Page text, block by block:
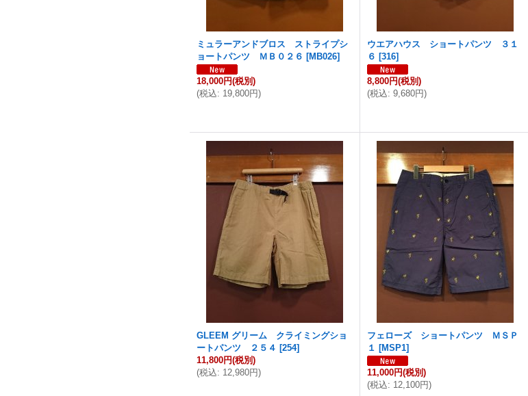
ミュラーアンドブロス ストライプシ
ョートパンツ ＭＢ０２６ [MB026]
18,000円(税別)
(税込: 19,800円)
ウエアハウス ショートパンツ ３１
６ [316]
8,800円(税別)
(税込: 9,680円)
GLEEM グリーム クライミングショ
ートパンツ ２５４ [254]
11,800円(税別)
(税込: 12,980円)
フェローズ ショートパンツ ＭＳＰ
１ [MSP1]
11,000円(税別)
(税込: 12,100円)